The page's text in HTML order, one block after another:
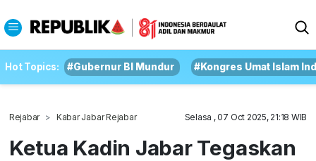
Hot Topics: #Gubernur BI Mundur #Kongres Umat Islam
Rejabar Kabar Jabar Rejabar Selasa , 07 Oct 2025, 21:18 WIB
Ketua Kadin Jabar Tegaskan